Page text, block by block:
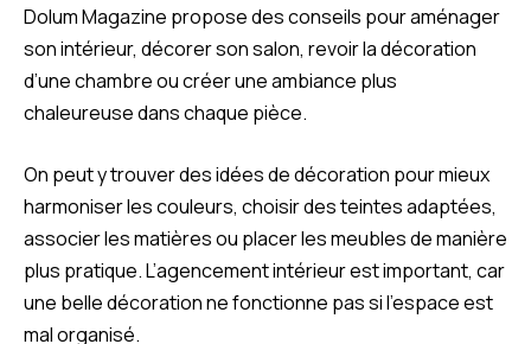
Dolum Magazine propose des conseils pour aménager
son intérieur, décorer son salon, revoir la décoration
d’une chambre ou créer une ambiance plus
chaleureuse dans chaque pièce.
On peut y trouver des idées de décoration pour mieux
harmoniser les couleurs, choisir des teintes adaptées,
associer les matières ou placer les meubles de manière
plus pratique. L’agencement intérieur est important, car
une belle décoration ne fonctionne pas si l’espace est
mal organisé.